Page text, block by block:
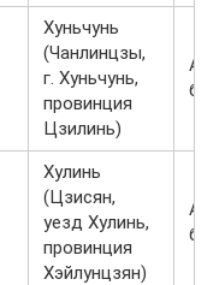
Хуньчунь
(Чанлинцзы,
г. Хуньчунь,
провинция
Цзилинь)
Хулинь
(Цзисян,
уезд Хулинь,
провинция
Хэйлунцзян)